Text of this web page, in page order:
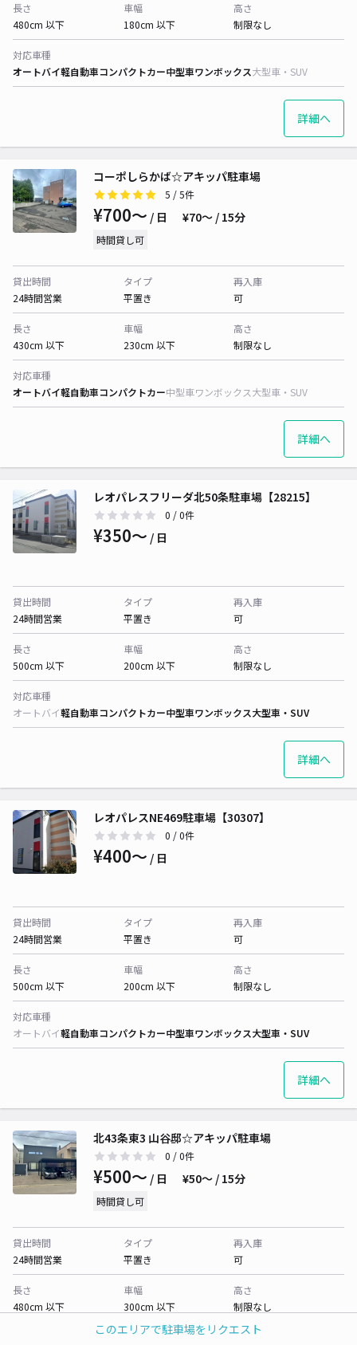
このエリアで駐車場をリクエスト
長さ
480cm 以下
車幅
180cm 以下
高さ
制限なし
対応車種
オートバイ軽自動車コンパクトカー中型車ワンボックス大型車・SUV
詳細へ
コーポしらかば☆アキッパ駐車場
5 / 5件
¥700〜 / 日 ¥70〜 / 15分
時間貸し可
貸出時間
24時間営業
タイプ
平置き
再入庫
可
長さ
430cm 以下
車幅
230cm 以下
高さ
制限なし
対応車種
オートバイ軽自動車コンパクトカー中型車ワンボックス大型車・SUV
詳細へ
レオパレスフリーダ北50条駐車場【28215】
0 / 0件
¥350〜 / 日
貸出時間
24時間営業
タイプ
平置き
再入庫
可
長さ
500cm 以下
車幅
200cm 以下
高さ
制限なし
対応車種
オートバイ軽自動車コンパクトカー中型車ワンボックス大型車・SUV
詳細へ
レオパレスNE469駐車場【30307】
0 / 0件
¥400〜 / 日
貸出時間
24時間営業
タイプ
平置き
再入庫
可
長さ
500cm 以下
車幅
200cm 以下
高さ
制限なし
対応車種
オートバイ軽自動車コンパクトカー中型車ワンボックス大型車・SUV
詳細へ
北43条東3 山谷邸☆アキッパ駐車場
0 / 0件
¥500〜 / 日 ¥50〜 / 15分
時間貸し可
貸出時間
24時間営業
タイプ
平置き
再入庫
可
長さ
480cm 以下
車幅
300cm 以下
高さ
制限なし